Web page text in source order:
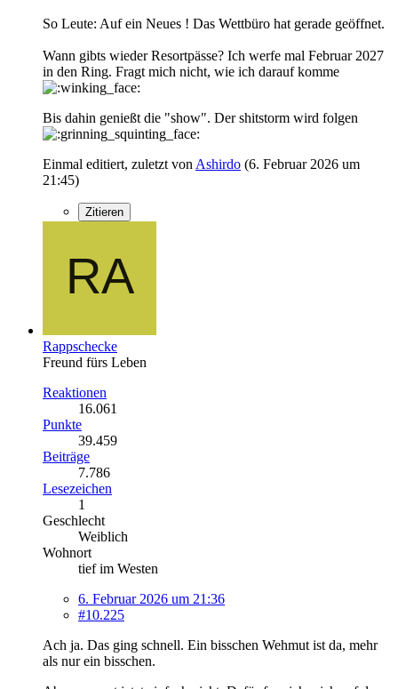
So Leute: Auf ein Neues ! Das Wettbüro hat gerade geöffnet.
Wann gibts wieder Resortpässe? Ich werfe mal Februar 2027
in den Ring. Fragt mich nicht, wie ich darauf komme
Bis dahin genießt die "show". Der shitstorm wird folgen
Einmal editiert, zuletzt von Ashirdo (6. Februar 2026 um
21:45)
Zitieren
Rappschecke
Freund fürs Leben
Reaktionen
16.061
Punkte
39.459
Beiträge
7.786
Lesezeichen
1
Geschlecht
Weiblich
Wohnort
tief im Westen
6. Februar 2026 um 21:36
#10.225
Ach ja. Das ging schnell. Ein bisschen Wehmut ist da, mehr
als nur ein bisschen.